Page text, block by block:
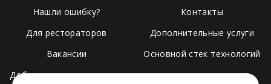
Нашли ошибку?
Для рестораторов
Вакансии
Добавить свое заведение
Контакты
Дополнительные услуги
Основной стек технологий